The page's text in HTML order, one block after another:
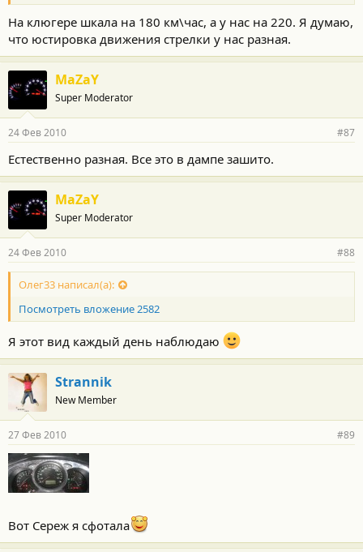
На клюгере шкала на 180 км\час, а у нас на 220. Я думаю,
что юстировка движения стрелки у нас разная.
MaZaY
Super Moderator
24 Фев 2010 #87
Естественно разная. Все это в дампе зашито.
MaZaY
Super Moderator
24 Фев 2010 #88
Олег33 написал(а):
Посмотреть вложение 2582
Я этот вид каждый день наблюдаю
Strannik
New Member
27 Фев 2010 #89
Вот Сереж я сфотала